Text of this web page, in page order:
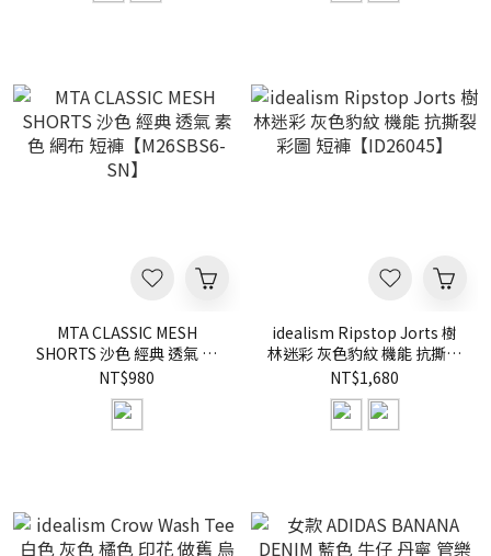
MTA CLASSIC MESH
SHORTS 沙色 經典 透氣 素
色 網布 短褲【M26SBS6-
SN】
NT$980
idealism Ripstop Jorts 樹
林迷彩 灰色豹紋 機能 抗撕裂
彩圖 短褲【ID26045】
NT$1,680